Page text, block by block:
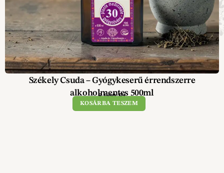
Székely Csuda – Gyógykeserű érrendszerre
alkoholmentes 500ml
5 900Ft
KOSÁRBA TESZEM